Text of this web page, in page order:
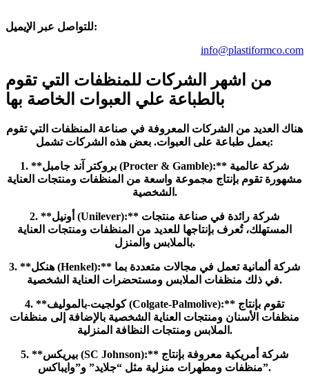
للتواصل عبر الإيميل:
info@plastiformco.com
من اشهر الشركات للمنظفات التي تقوم
بالطباعة علي العبوات الخاصة بها
هناك العديد من الشركات المعروفة في صناعة المنظفات التي تقوم
بعمل طباعة على العبوات. بعض هذه الشركات تشمل:
1. **بروكتر آند جامبل (Procter & Gamble):** شركة عالمية
مشهورة تقوم بإنتاج مجموعة واسعة من المنظفات ومنتجات العناية
الشخصية.
2. **أونيل (Unilever):** شركة رائدة في صناعة منتجات
المستهلك، تُعرف بإنتاجها للعديد من المنظفات ومنتجات العناية
بالملابس والمنزل.
3. **هنكل (Henkel):** شركة ألمانية تعمل في مجالات متعددة بما
في ذلك منظفات الملابس ومستحضرات العناية الشخصية.
4. **كولجيت-بالموليف (Colgate-Palmolive):** تقوم بإنتاج
منظفات الأسنان ومنتجات العناية الشخصية بالإضافة إلى منظفات
الملابس ومنتجات النظافة المنزلية.
5. **بيريكس (SC Johnson):** شركة أمريكية معروفة بإنتاج
منظفات ومطهرات منزلية مثل “جلايد” و”وايباكس”.